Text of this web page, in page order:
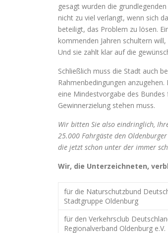
gesagt wurden die
nicht zu viel verlangt, wenn sich
beteiligt, das Problem zu lösen.
kommenden Jahren schultern
Und sie zahlt klar auf die
Schließlich muss die Stadt auch
Rahmenbedingungen
eine Mindestvorgabe des
Gewinnerzielung stehen muss.
Wir bitten Sie also eindringlich,
25.000 Fahrgäste den
die jetzt schon unter der immer
Wir, die Unterzeichneten,
für die Naturschutzbund
Stadtgruppe Oldenburg
für den Verkehrsclub
Regionalverband Oldenburg e.V.